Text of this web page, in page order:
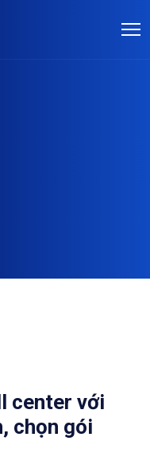
center với
chọn gói